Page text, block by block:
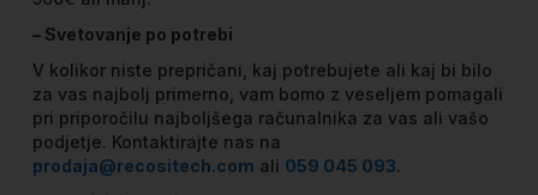
– Svetovanje po potrebi
V kolikor niste prepričani, kaj potrebujete ali kaj bi bilo
za vas najbolj primerno, vam bomo z veseljem pomagali
pri priporočilu najboljšega računalnika za vas ali vašo
podjetje. Kontaktirajte nas na
prodaja@recositech.com ali 059 045 093.